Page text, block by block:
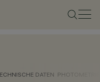
DATEN